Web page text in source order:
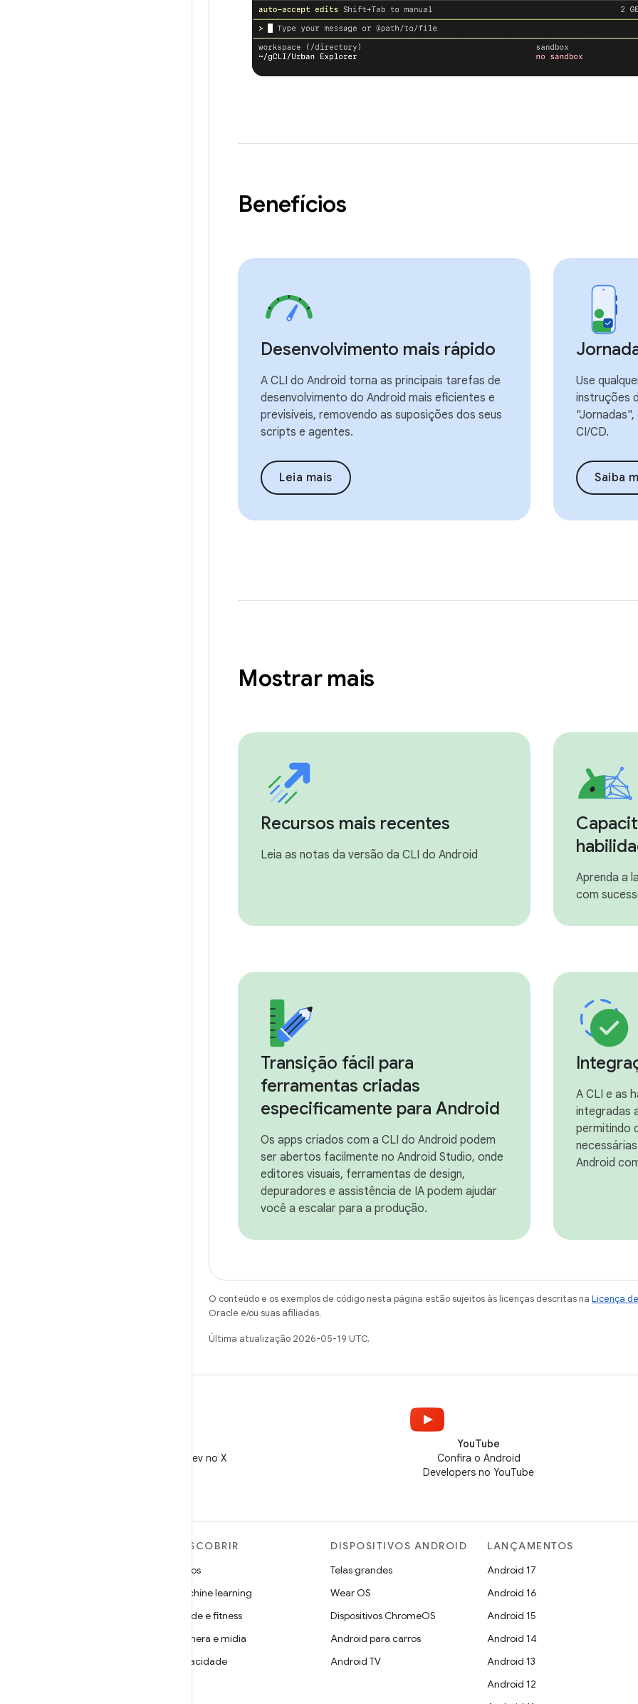
Benefícios
Desenvolvimento mais rápido
A CLI do Android torna as principais tarefas de
desenvolvimento do Android mais eficientes e
previsíveis, removendo as suposições dos seus
scripts e agentes.
Leia mais
Use
instruções
CI/CD.
Saiba
Mostrar mais
Recursos mais recentes
Leia as notas da versão da CLI do Android
Aprenda a
com
Transição fácil para
ferramentas criadas
especificamente para Android
Os apps criados com a CLI do Android podem
ser abertos facilmente no Android Studio, onde
editores visuais, ferramentas de design,
depuradores e assistência de IA podem ajudar
você a escalar para a produção.
A CLI e as
integradas
permitindo
Android
O conteúdo e os exemplos de código nesta página estão sujeitos às licenças descritas na Licença
Oracle e/ou suas afiliadas.
Última atualização 2026-05-19 UTC.
Siga @AndroidDev no X
YouTube
Confira o Android
Developers no YouTube
DESCOBRIR
Jogos
Machine learning
Saúde e fitness
Câmera e mídia
Privacidade
DISPOSITIVOS ANDROID
Telas grandes
Wear OS
Dispositivos ChromeOS
Android para carros
Android TV
LANÇAMENTOS
Android 17
Android 16
Android 15
Android 14
Android 13
Android 12